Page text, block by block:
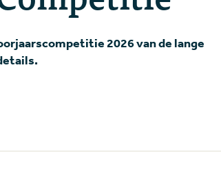
2026 van de lange